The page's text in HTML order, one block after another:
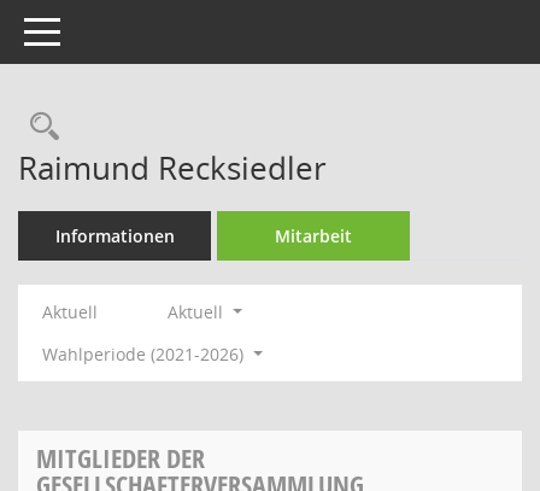
Toggle navigation
Rechercheauswahl
Raimund Recksiedler
Informationen Mitarbeit
Aktuell
Aktuell
Wahlperiode (2021-2026)
MITGLIEDER DER